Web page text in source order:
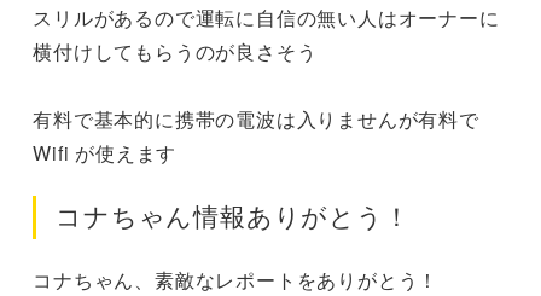
スリルがあるので運転に自信の無い人はオーナーに
横付けしてもらうのが良さそう
有料で基本的に携帯の電波は入りませんが有料で
Wifi が使えます
コナちゃん情報ありがとう！
コナちゃん、素敵なレポートをありがとう！